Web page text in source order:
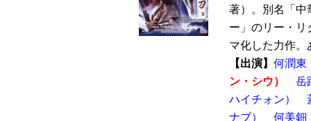
著）。別名「中
ー」のリー・リ
マ化した力作。
【出演】 何潤東
ン・シウ）
岳
ハイチォン）
ナブ）
何美鈿